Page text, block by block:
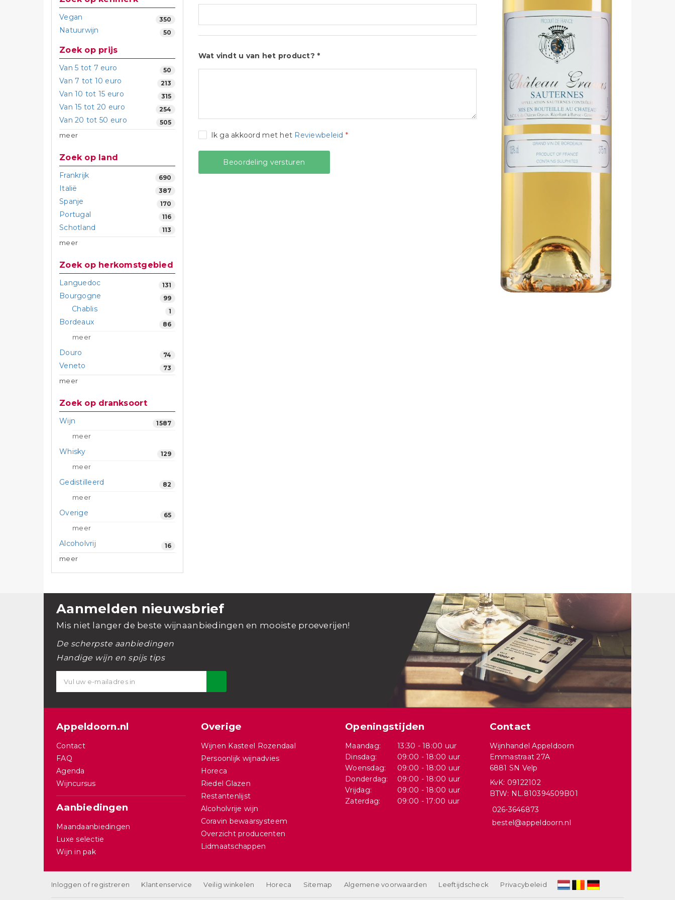
Vegan 350
Natuurwijn 50
Zoek op prijs
Van 5 tot 7 euro 50
Van 7 tot 10 euro 213
Van 10 tot 15 euro 315
Van 15 tot 20 euro 254
Van 20 tot 50 euro 505
meer
Zoek op land
Frankrijk 690
Italië 387
Spanje 170
Portugal 116
Schotland 113
meer
Zoek op herkomstgebied
Languedoc 131
Bourgogne 99
Chablis 1
Bordeaux 86
meer
Douro 74
Veneto 73
meer
Zoek op dranksoort
Wijn 1587
meer
Whisky 129
meer
Gedistilleerd 82
meer
Overige 65
meer
Alcoholvrij 16
meer
Wat vindt u van het product? *
Ik ga akkoord met het Reviewbeleid *
Aanmelden nieuwsbrief
Mis niet langer de beste wijnaanbiedingen en mooiste proeverijen!
De scherpste aanbiedingen
Handige wijn en spijs tips
Appeldoorn.nl
Contact
FAQ
Agenda
Wijncursus
Aanbiedingen
Maandaanbiedingen
Luxe selectie
Wijn in pak
Overige
Wijnen Kasteel Rozendaal
Persoonlijk wijnadvies
Horeca
Riedel Glazen
Restantenlijst
Alcoholvrije wijn
Coravin bewaarsysteem
Overzicht producenten
Lidmaatschappen
Openingstijden
Maandag:
13:30 - 18:00 uur
Dinsdag:
09:00 - 18:00 uur
Woensdag:
09:00 - 18:00 uur
Donderdag:
09:00 - 18:00 uur
Vrijdag:
09:00 - 18:00 uur
Zaterdag:
09:00 - 17:00 uur
Contact
Wijnhandel Appeldoorn
Emmastraat 27A
6881 SN Velp
KvK: 09122102
BTW: NL.810394509B01
026-3646873
bestel@appeldoorn.nl
Inloggen of registreren Klantenservice Veilig winkelen Horeca Sitemap Algemene voorwaarden Leeftijdscheck Privacybeleid